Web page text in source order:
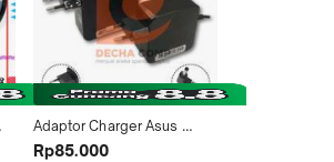
Adaptor Charger Asus
A456 A456U A456UR
Rp85.000